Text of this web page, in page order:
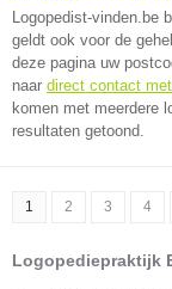
Logopedist-vinden.be
geldt ook voor de
deze pagina uw
naar direct contact
komen met meerdere
resultaten getoond.
1 2 3 4
Logopediepraktijk